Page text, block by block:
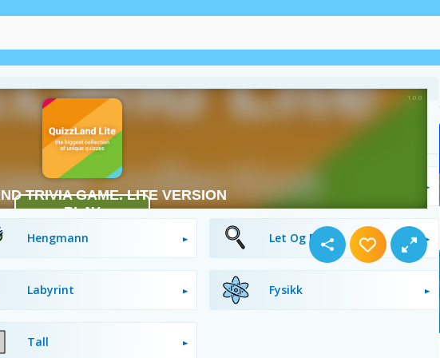
Hengmann Let Og Finn
Labyrint Fysikk
Tall